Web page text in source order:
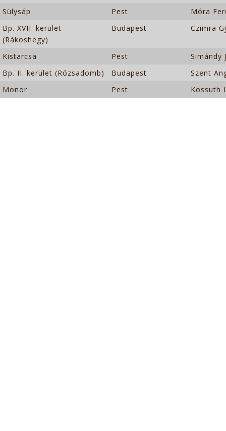
Sülysáp
Pest
Móra
Bp. XVII. kerület
(Rákoshegy)
Budapest Czimra
Kistarcsa Pest
Simándy
Bp. II. kerület (Rózsadomb)
Budapest
Szent
Monor
Pest Kossuth